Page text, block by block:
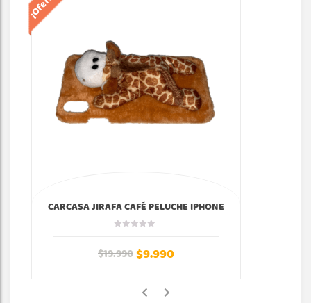
CARCASA JIRAFA CAFÉ PELUCHE IPHONE
$19.990$9.990